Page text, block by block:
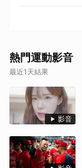
熱門運動影音
最近1天結果
影音